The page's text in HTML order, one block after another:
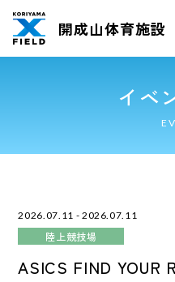
開成山体育施設
イベ
2026.07.11 - 2026.07.11
陸上競技場
ASICS FIND YOUR